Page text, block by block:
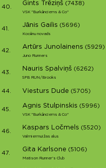
40.
Gints Trēziņš (7438)
VSK "Burkānciems & Co"
41.
Jānis Gailis (5696)
Kocēnu novads
42.
Artūrs Junolainens (5929)
Juno Runners
43.
Nauris Spalviņš (6262)
SPB RUN/Brooks
44. Viesturs Dude (5705)
45.
Agnis Stulpinskis (5996)
VSK "Burkānciems & Co"
46.
Kaspars Ločmels (5520)
Valmiermuižas alus
47.
Gita Karlsone (5106)
Matison Runner's Club